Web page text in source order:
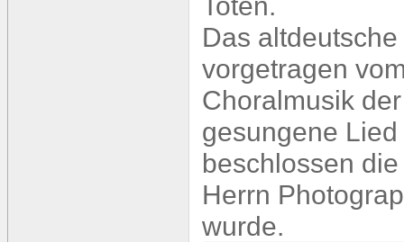
Das
vorgetragen
Choralmusik
gesungene Lied
beschlossen
Herrn
wurde.